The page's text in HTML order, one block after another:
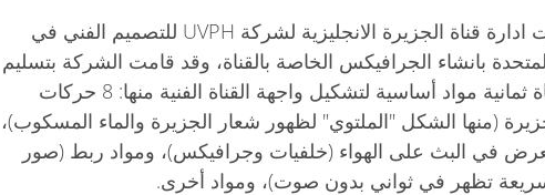
لقد أوعزت ادارة قناة الجزيرة الانجليزية لشركة UVPH للتصميم الفني في
بانشاء الجرافيكس الخاصة بالقناة، وقد قامت الشركة بتسليم
ادارة القناة ثمانية مواد أساسية لتشكيل واجهة القناة الفنية منها: 8 حركات
(منها الشكل "الملتوي" لظهور شعار الجزيرة والماء المسكوب)،
في البث على الهواء (خلفيات وجرافيكس)، ومواد ربط (صور
تظهر في ثواني بدون صوت)، ومواد أخرى.